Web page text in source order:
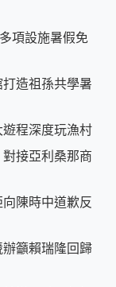
項設施暑假免
造祖孫共學暑
程深度玩漁村
接亞利桑那商
陳時中道歉反
籲賴瑞隆回歸